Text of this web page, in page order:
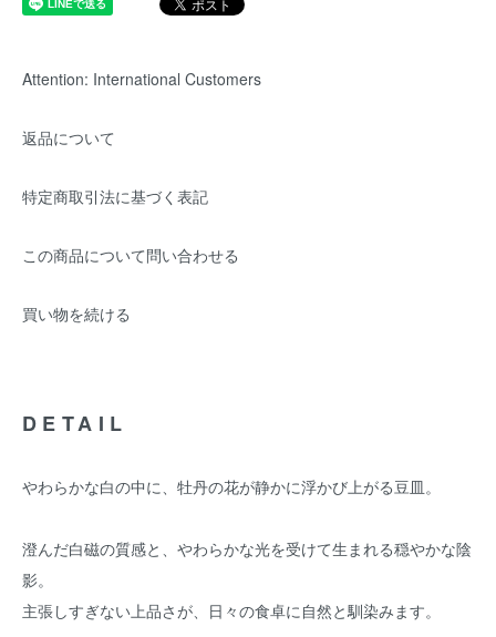
Attention: International Customers
返品について
特定商取引法に基づく表記
この商品について問い合わせる
買い物を続ける
DETAIL
やわらかな白の中に、牡丹の花が静かに浮かび上がる豆皿。
澄んだ白磁の質感と、やわらかな光を受けて生まれる穏やかな陰
影。
主張しすぎない上品さが、日々の食卓に自然と馴染みます。